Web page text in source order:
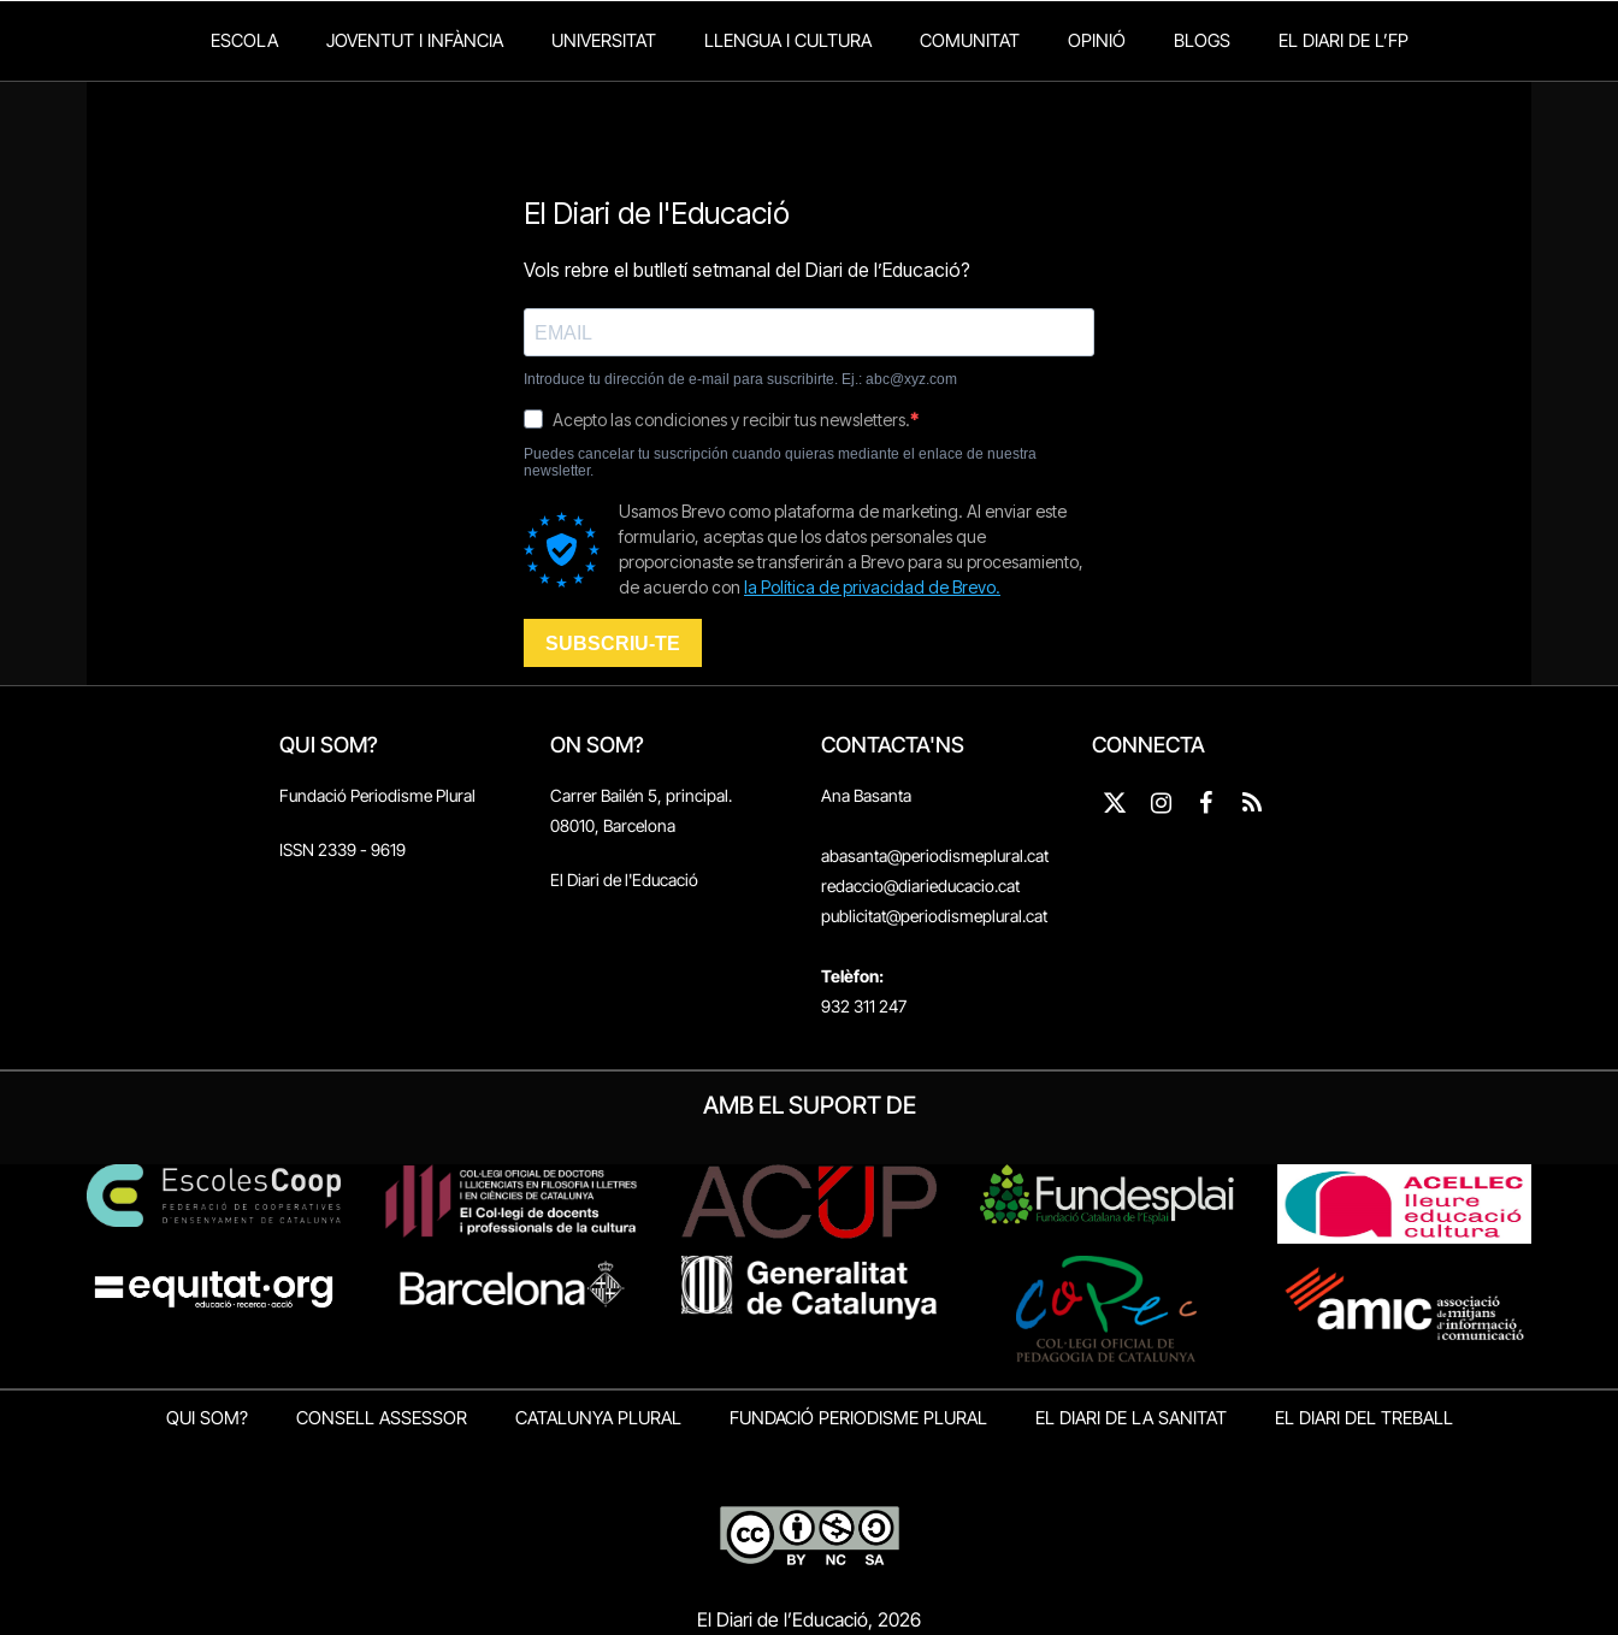
ESCOLA JOVENTUT I INFÀNCIA UNIVERSITAT LLENGUA I CULTURA COMUNITAT OPINIÓ BLOGS EL DIARI DE L’FP
QUI SOM?
Fundació Periodisme Plural
ISSN 2339 - 9619
ON SOM?
Carrer Bailén 5, principal.
08010, Barcelona
El Diari de l'Educació
CONTACTA'NS
Ana Basanta
abasanta@periodismeplural.cat
redaccio@diarieducacio.cat
publicitat@periodismeplural.cat
Telèfon:
932 311 247
CONNECTA
X
Instagram
Facebook
RSS
AMB EL SUPORT DE
QUI SOM? CONSELL ASSESSOR CATALUNYA PLURAL FUNDACIÓ PERIODISME PLURAL EL DIARI DE LA SANITAT EL DIARI DEL TREBALL
El Diari de l’Educació, 2026